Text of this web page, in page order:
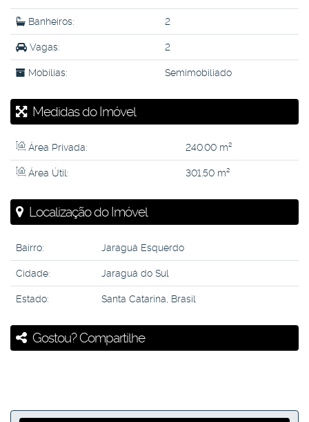
Banheiros: 2
Vagas: 2
Mobílias: Semimobiliado
Medidas do Imóvel
Área Privada: 240.00 m²
Área Útil: 301.50 m²
Localização do Imóvel
Bairro: Jaraguá Esquerdo
Cidade: Jaraguá do Sul
Estado: Santa Catarina, Brasil
Gostou? Compartilhe